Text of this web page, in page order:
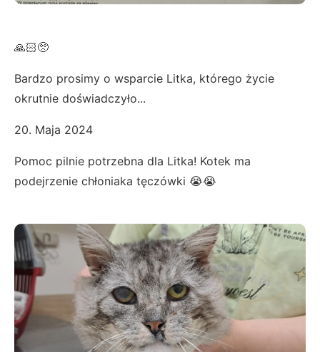
🙏🏻🥺
Bardzo prosimy o wsparcie Litka, którego życie
okrutnie doświadczyło...
20. Maja 2024
Pomoc pilnie potrzebna dla Litka! Kotek ma
podejrzenie chłoniaka tęczówki 😭😭